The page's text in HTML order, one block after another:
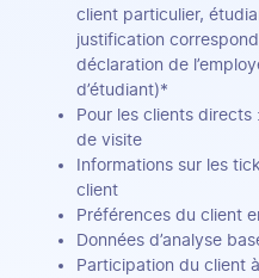
client particulier,
justification
déclaration de
d’étudiant)*
Pour les clients
de visite
Informations sur les
client
Préférences du client
Données d’analyse
Participation du client